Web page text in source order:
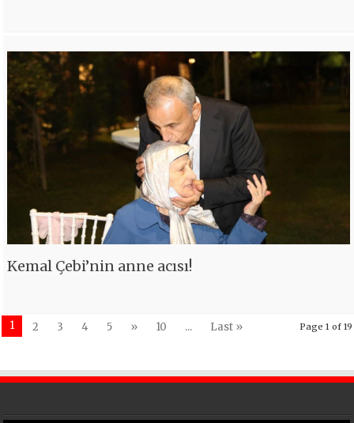
Kemal Çebi’nin anne acısı!
Page 1 of 19
1 2 3 4 5 » 10 ... Last »